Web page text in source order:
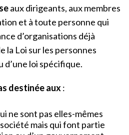
aux dirigeants, aux membres
et à toute personne qui
d’organisations déjà
la Loi sur les personnes
d’une loi spécifique.
destinée aux:
ne sont pas elles-mêmes
mais qui font partie